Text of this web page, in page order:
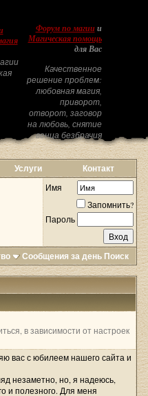
Форум по магиии
Магическая помощь
для Вас
Качественное
решение проблем:
любовная магия,
приворот,
отворот, заговор
на любовь, снятие
венца безбрачия
Услуги Контакт
Имя
Запомнить?
Пароль
Сообщения за день Поиск
в зависимости от настроек
вас с юбилеем нашего сайта и
незаметно, но, я надеюсь,
и полезного. Для меня